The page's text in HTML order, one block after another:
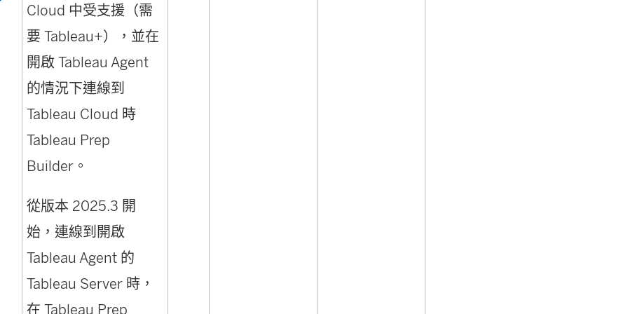
Cloud 中受支援（需
要 Tableau+），並在
開啟 Tableau Agent
的情況下連線到
Tableau Cloud 時
Tableau Prep
Builder。
從版本 2025.3 開
始，連線到開啟
Tableau Agent 的
Tableau Server 時，
在 Tableau Prep